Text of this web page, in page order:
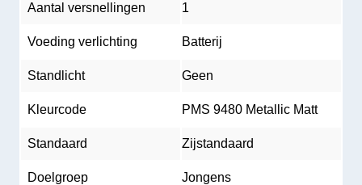
Aantal versnellingen 1
Voeding verlichting Batterij
Standlicht Geen
Kleurcode PMS 9480 Metallic Matt
Standaard Zijstandaard
Doelgroep Jongens